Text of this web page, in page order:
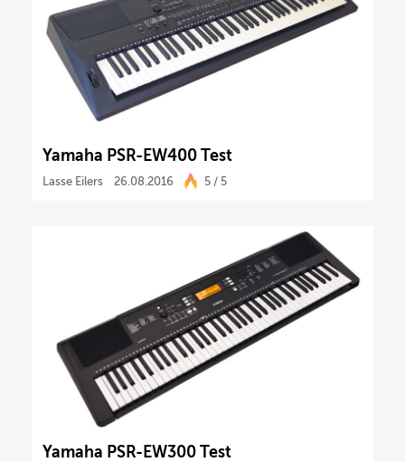
Yamaha PSR-EW400 Test
Lasse Eilers 26.08.2016 5 / 5
Yamaha PSR-EW300 Test